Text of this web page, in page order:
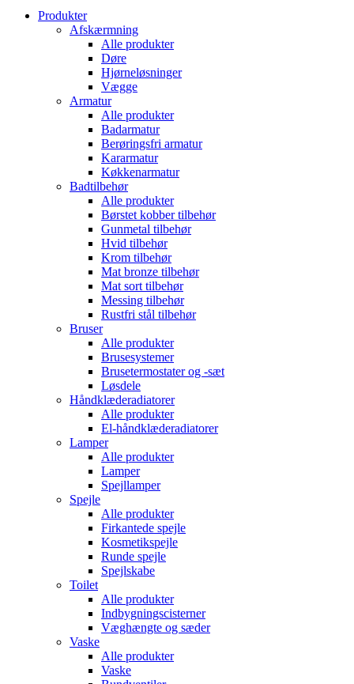
Produkter
Afskærmning
Alle produkter
Døre
Hjørneløsninger
Vægge
Armatur
Alle produkter
Badarmatur
Berøringsfri armatur
Kararmatur
Køkkenarmatur
Badtilbehør
Alle produkter
Børstet kobber tilbehør
Gunmetal tilbehør
Hvid tilbehør
Krom tilbehør
Mat bronze tilbehør
Mat sort tilbehør
Messing tilbehør
Rustfri stål tilbehør
Bruser
Alle produkter
Brusesystemer
Brusetermostater og -sæt
Løsdele
Håndklæde­radiatorer
Alle produkter
El-håndklæde­radiatorer
Lamper
Alle produkter
Lamper
Spejllamper
Spejle
Alle produkter
Firkantede spejle
Kosmetikspejle
Runde spejle
Spejlskabe
Toilet
Alle produkter
Indbygnings­cisterner
Væghængte og sæder
Vaske
Alle produkter
Vaske